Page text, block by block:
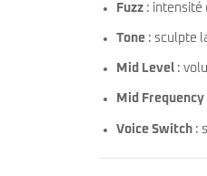
Fuzz : intensité
Tone : sculpte
Mid Level :
Mid Frequency
Voice Switch :